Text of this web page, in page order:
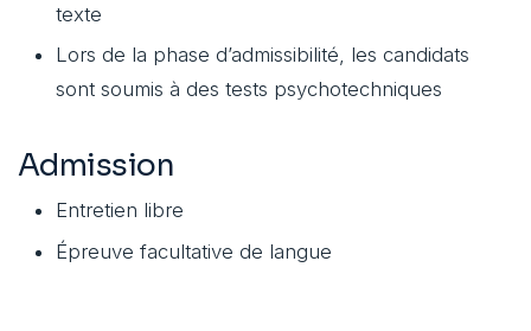
texte
Lors de la phase d’admissibilité, les candidats
sont soumis à des tests psychotechniques
Admission
Entretien libre
Épreuve facultative de langue